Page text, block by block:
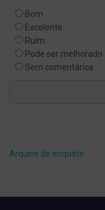
Bom
Excelente
Ruim
Pode ser melhorado
Sem comentários
Arquivo de enquete